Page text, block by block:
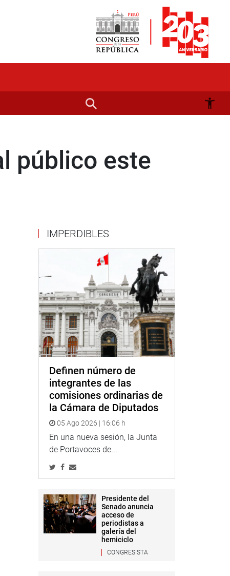
público este
IMPERDIBLES
Definen número de
integrantes de las
comisiones ordinarias de
la Cámara de Diputados
05 Ago 2026 | 16:06 h
En una nueva sesión, la Junta
de Portavoces de...
Presidente del
Senado anuncia
acceso de
periodistas a
galería del
hemiciclo
CONGRESISTA